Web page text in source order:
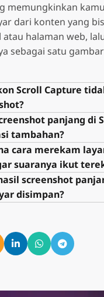
memungkinkan
dari konten yang
halaman web,
sebagai satu
Scroll Capture
panjang di
tambahan?
cara merekam
suaranya ikut
screenshot
disimpan?